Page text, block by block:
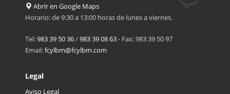
Abrir en Google Maps
Horario: de 9:30 a 13:00 horas de lunes a viernes.
Tel:983 39 50 36/983 39 08 63- Fax: 983 39 50 97
Email:fcylbm@fcylbm.com
Legal
Aviso Legal